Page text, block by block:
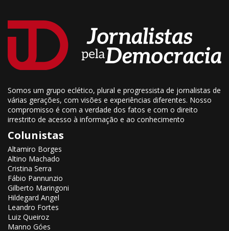
Somos um grupo eclético, plural e progressista de jornalistas de
várias gerações, com visões e experiências diferentes. Nosso
compromisso é com a verdade dos fatos e com o direito
irrestrito de acesso à informação e ao conhecimento
Colunistas
Altamiro Borges
Altino Machado
Cristina Serra
Fábio Pannunzio
Gilberto Maringoni
Hildegard Angel
Leandro Fortes
Luiz Queiroz
Manno Góes